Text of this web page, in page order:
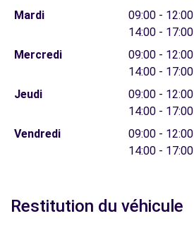
Mardi
09:00 - 12:00
14:00 - 17:00
Mercredi
09:00 - 12:00
14:00 - 17:00
Jeudi
09:00 - 12:00
14:00 - 17:00
Vendredi
09:00 - 12:00
14:00 - 17:00
Restitution du véhicule